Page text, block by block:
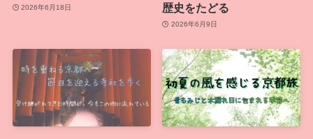
2026年6月18日
歴史をたどる
2026年6月9日